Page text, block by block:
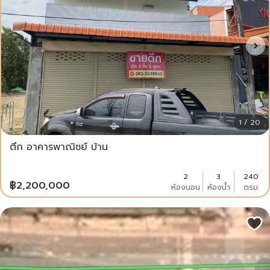
1 / 20
ตึก อาคารพาณิชย์ บ้าน
฿2,200,000
2
ห้องนอน
3
ห้องน้ำ
240
ตรม.